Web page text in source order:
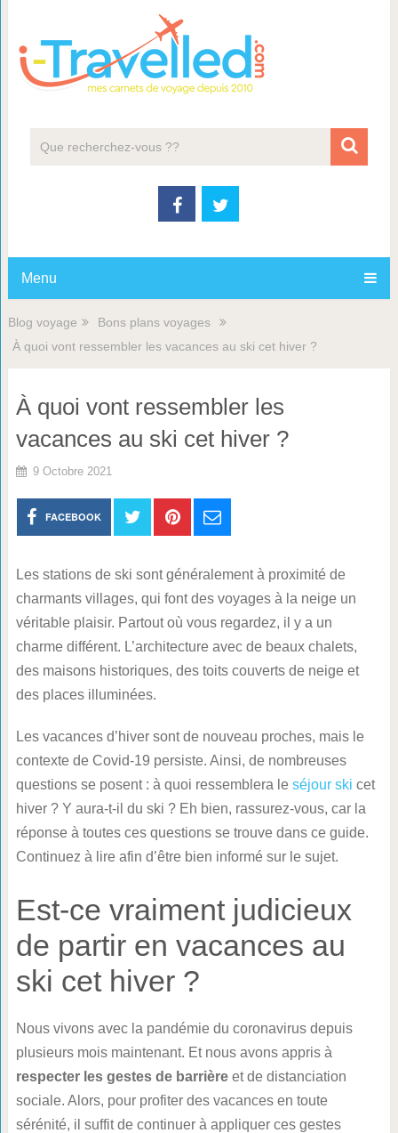
Menu
Blog voyage
Bons plans voyages
À quoi vont ressembler les vacances au ski cet hiver ?
À quoi vont ressembler les
vacances au ski cet hiver ?
9 Octobre 2021
FACEBOOK
Les stations de ski sont généralement à proximité de
charmants villages, qui font des voyages à la neige un
véritable plaisir. Partout où vous regardez, il y a un
charme différent. L’architecture avec de beaux chalets,
des maisons historiques, des toits couverts de neige et
des places illuminées.
Les vacances d’hiver sont de nouveau proches, mais le
contexte de Covid-19 persiste. Ainsi, de nombreuses
questions se posent : à quoi ressemblera le séjour ski cet
hiver ? Y aura-t-il du ski ? Eh bien, rassurez-vous, car la
réponse à toutes ces questions se trouve dans ce guide.
Continuez à lire afin d’être bien informé sur le sujet.
Est-ce vraiment judicieux
de partir en vacances au
ski cet hiver ?
Nous vivons avec la pandémie du coronavirus depuis
plusieurs mois maintenant. Et nous avons appris à
respecter les gestes de barrièreet de distanciation
sociale. Alors, pour profiter des vacances en toute
sérénité, il suffit de continuer à appliquer ces gestes